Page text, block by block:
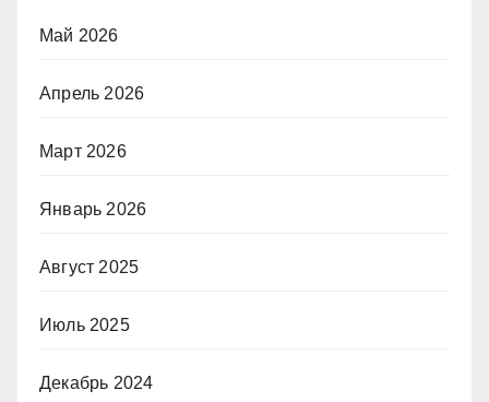
Май 2026
Апрель 2026
Март 2026
Январь 2026
Август 2025
Июль 2025
Декабрь 2024